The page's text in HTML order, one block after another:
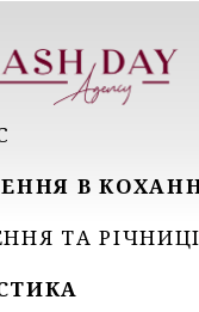
В
ТА РІЧНИЦІ